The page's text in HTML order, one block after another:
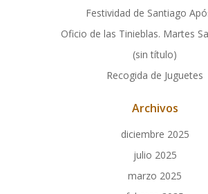
Festividad de Santiago
Oficio de las Tinieblas. Martes
(sin título)
Recogida de Juguetes
Archivos
diciembre 2025
julio 2025
marzo 2025